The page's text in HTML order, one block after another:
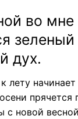
во мне
зеленый
дух.
лету начинает
с новой